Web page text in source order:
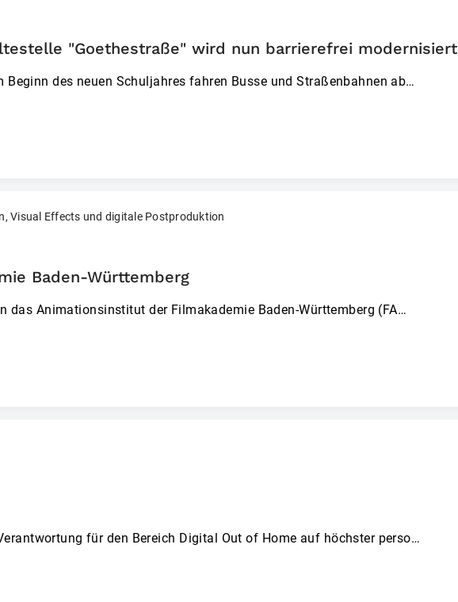
"Goethestraße" wird nun barrierefrei modernisiert
des neuen Schuljahres fahren Busse und Straßenbahnen ab…
Visual Effects und digitale Postproduktion
Baden-Württemberg
das Animationsinstitut der Filmakademie Baden-Württemberg (FA…
für den Bereich Digital Out of Home auf höchster perso…